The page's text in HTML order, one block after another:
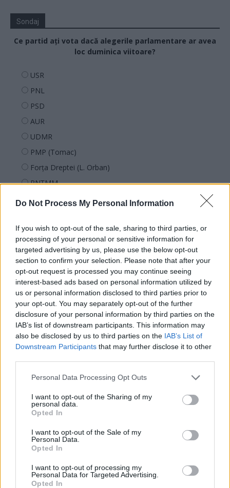
Do Not Process My Personal Information
If you wish to opt-out of the sale, sharing to third parties, or
processing of your personal or sensitive information for
targeted advertising by us, please use the below opt-out
section to confirm your selection. Please note that after your
opt-out request is processed you may continue seeing
interest-based ads based on personal information utilized by
us or personal information disclosed to third parties prior to
your opt-out. You may separately opt-out of the further
disclosure of your personal information by third parties on the
IAB’s list of downstream participants. This information may
also be disclosed by us to third parties on the IAB’s List of
Downstream Participants that may further disclose it to other
Personal Data Processing Opt Outs
I want to opt-out of the Sharing of my
personal data.
Opted In
I want to opt-out of the Sale of my
Personal Data.
Opted In
I want to opt-out of processing my
Personal Data for Targeted Advertising.
Opted In
Sondaj
Ce partid ați vota dacă alegerile parlamentare ar avea
loc duminica viitoare?
USR
PNL
PSD
AUR
UDMR
PMP (Tomac)
Forța Dreptei (L. Orban)
PNȚMM
REPER
SOS (Șoșoacă)
POT (Gavrilă)
PACE (Peia)
Acțiunea Conservatoare (Târziu)
PDF (Lazarus)
PUSL (D. Voiculescu)
PNȚCD (Pavelescu)
PNCR (Terheș)
Partidul Patrioților (Surugiu)
România pe Primul Loc (Ponta)
Altul
Arată rezultatele